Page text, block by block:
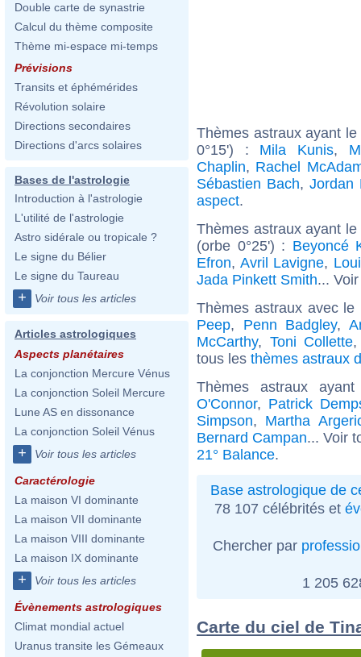
Double carte de synastrie
Calcul du thème composite
Thème mi-espace mi-temps
Prévisions
Transits et éphémérides
Révolution solaire
Directions secondaires
Directions d'arcs solaires
Bases de l'astrologie
Introduction à l'astrologie
L'utilité de l'astrologie
Astro sidérale ou tropicale ?
Le signe du Bélier
Le signe du Taureau
+ Voir tous les articles
Articles astrologiques
Aspects planétaires
La conjonction Mercure Vénus
La conjonction Soleil Mercure
Lune AS en dissonance
La conjonction Soleil Vénus
+ Voir tous les articles
Caractérologie
La maison VI dominante
La maison VII dominante
La maison VIII dominante
La maison IX dominante
+ Voir tous les articles
Évènements astrologiques
Climat mondial actuel
Uranus transite les Gémeaux
Thèmes astraux ayant
0°15') : Mila Kunis,
Chaplin, Rachel
Sébastien Bach, Jordan
aspect.
Thèmes astraux ayant
(orbe 0°25') : Beyoncé
Efron, Avril Lavigne,
Jada Pinkett Smith...
Thèmes astraux avec
Peep, Penn Badgley,
McCarthy, Toni Collette
tous les thèmes astraux
Thèmes astraux
O'Connor, Patrick
Simpson, Martha
Bernard Campan... Voir
21° Balance.
Base astrologique de
78 107 célébrités et
Chercher par
1 205
Carte du ciel de